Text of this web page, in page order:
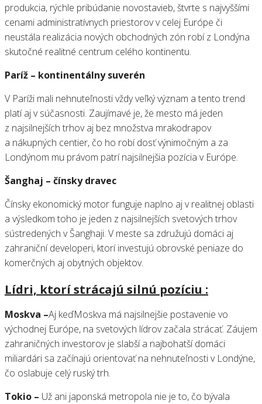
produkcia, rýchle pribúdanie novostavieb, štvrte s najvyššími
cenami administratívnych priestorov v celej Európe či
neustála realizácia nových obchodných zón robí z Londýna
skutočné realitné centrum celého kontinentu.
Paríž – kontinentálny suverén
V Paríži mali nehnuteľnosti vždy veľký význam a tento trend
platí aj v súčasnosti. Zaujímavé je, že mesto má jeden
z najsilnejších trhov aj bez množstva mrakodrapov
a nákupných centier, čo ho robí dosť výnimočným a za
Londýnom mu právom patrí najsilnejšia pozícia v Európe.
Šanghaj – čínsky dravec
Čínsky ekonomický motor funguje naplno aj v realitnej oblasti
a výsledkom toho je jeden z najsilnejších svetových trhov
sústredených v Šanghaji. V meste sa združujú domáci aj
zahraniční developeri, ktorí investujú obrovské peniaze do
komerčných aj obytných objektov.
Lídri, ktorí strácajú silnú pozíciu :
Moskva –Aj keďMoskva má najsilnejšie postavenie vo
východnej Európe, na svetových lídrov začala strácať. Záujem
zahraničných investorov je slabší a najbohatší domáci
miliardári sa začínajú orientovať na nehnuteľnosti v Londýne,
čo oslabuje celý ruský trh.
Tokio – Už ani japonská metropola nie je to, čo bývala